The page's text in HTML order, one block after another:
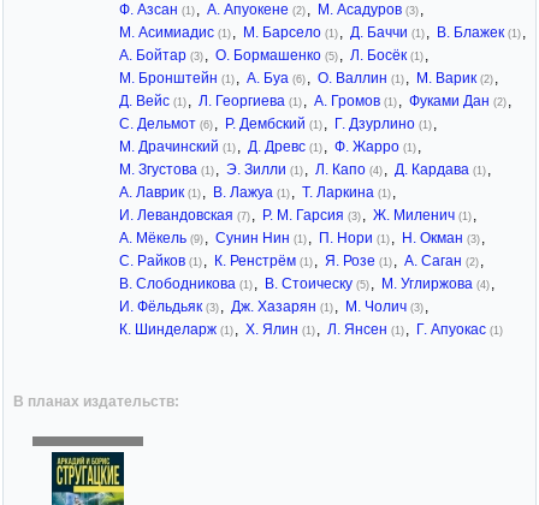
Ф. Азсан (1) , А. Апуокене (2) , М. Асадуров (3) ,
М. Асимиадис (1) , М. Барсело (1) , Д. Баччи (1) , В. Блажек (1) ,
А. Бойтар (3) , О. Бормашенко (5) , Л. Босёк (1) ,
М. Бронштейн (1) , А. Буа (6) , О. Валлин (1) , М. Варик (2) ,
Д. Вейс (1) , Л. Георгиева (1) , А. Громов (1) , Фуками Дан (2) ,
С. Дельмот (6) , Р. Дембский (1) , Г. Дзурлино (1) ,
М. Драчинский (1) , Д. Древс (1) , Ф. Жарро (1) ,
М. Згустова (1) , Э. Зилли (1) , Л. Капо (4) , Д. Кардава (1) ,
А. Лаврик (1) , В. Лажуа (1) , Т. Ларкина (1) ,
И. Левандовская (7) , Р. М. Гарсия (3) , Ж. Миленич (1) ,
А. Мёкель (9) , Сунин Нин (1) , П. Нори (1) , Н. Окман (3) ,
С. Райков (1) , К. Ренстрём (1) , Я. Розе (1) , А. Саган (2) ,
В. Слободникова (1) , В. Стоическу (5) , М. Углиржова (4) ,
И. Фёльдьяк (3) , Дж. Хазарян (1) , М. Чолич (3) ,
К. Шинделарж (1) , Х. Ялин (1) , Л. Янсен (1) , Г. ​​Апуокас (1)
В планах издательств: